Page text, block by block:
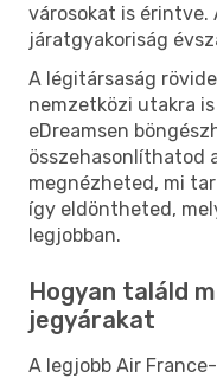
városokat is érintve.
járatgyakoriság
A légitársaság
nemzetközi utakra
eDreamsen
összehasonlíthatod
megnézheted, mi
így eldöntheted,
legjobban.
Hogyan találd
jegyárakat
A legjobb Air